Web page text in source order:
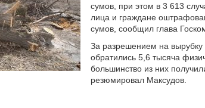
сумов, при этом в 3 613
лица и граждане
сумов, сообщил глава
За разрешением на вырубку
обратились 5,6 тысяча
большинство из них
резюмировал Максудов.